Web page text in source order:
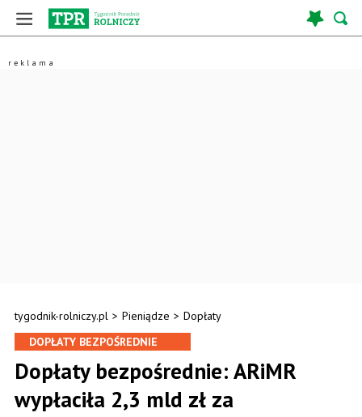
tygodnik-rolniczy.pl > Pieniądze > Dopłaty
DOPŁATY BEZPOŚREDNIE
Dopłaty bezpośrednie: ARiMR
wypłaciła 2,3 mld zł za